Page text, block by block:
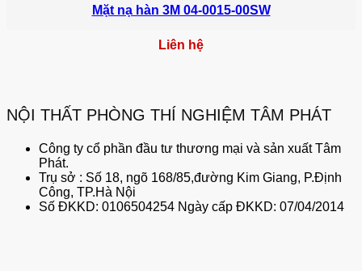
Mặt nạ hàn 3M 04-0015-00SW
Liên hệ
NỘI THẤT PHÒNG THÍ NGHIỆM TÂM PHÁT
Công ty cổ phần đầu tư thương mại và sản xuất Tâm
Phát.
Trụ sở : Số 18, ngõ 168/85,đường Kim Giang, P.Định
Công, TP.Hà Nội
Số ĐKKD: 0106504254 Ngày cấp ĐKKD: 07/04/2014